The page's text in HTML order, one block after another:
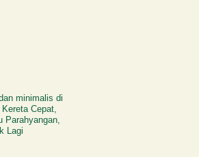
minimalis di
Cepat,
Lagi